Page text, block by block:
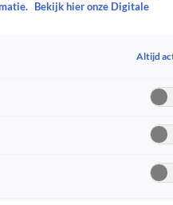
Bekijk hier onze Digitale
Altijd